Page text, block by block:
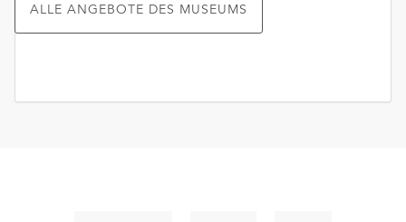
ALLE ANGEBOTE DES MUSEUMS